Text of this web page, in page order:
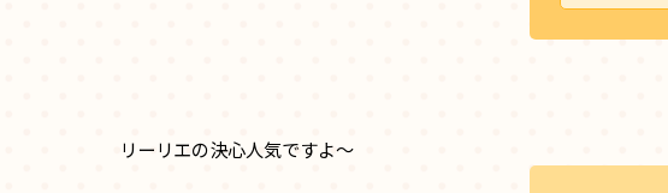
リーリエの決心人気ですよ～